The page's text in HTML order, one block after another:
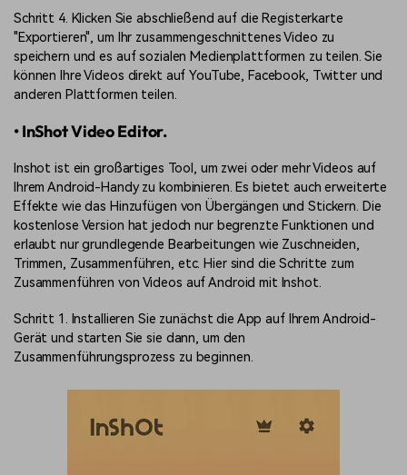
Schritt 4. Klicken Sie abschließend auf die Registerkarte
"Exportieren", um Ihr zusammengeschnittenes Video zu
speichern und es auf sozialen Medienplattformen zu teilen. Sie
können Ihre Videos direkt auf YouTube, Facebook, Twitter und
anderen Plattformen teilen.
• InShot Video Editor.
Inshot ist ein großartiges Tool, um zwei oder mehr Videos auf
Ihrem Android-Handy zu kombinieren. Es bietet auch erweiterte
Effekte wie das Hinzufügen von Übergängen und Stickern. Die
kostenlose Version hat jedoch nur begrenzte Funktionen und
erlaubt nur grundlegende Bearbeitungen wie Zuschneiden,
Trimmen, Zusammenführen, etc. Hier sind die Schritte zum
Zusammenführen von Videos auf Android mit Inshot.
Schritt 1. Installieren Sie zunächst die App auf Ihrem Android-
Gerät und starten Sie sie dann, um den
Zusammenführungsprozess zu beginnen.